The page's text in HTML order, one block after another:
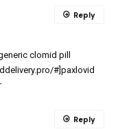
clomid pill
#]paxlovid
Reply
Reply